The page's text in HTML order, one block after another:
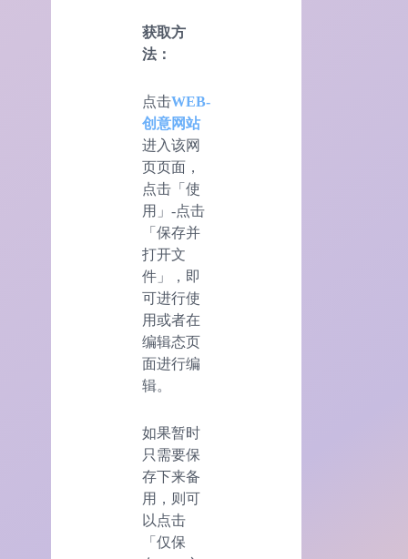
获取方
法：
点击WEB-
创意网站
进入该网
页页面，
点击「使
用」-点击
「保存并
打开文
件」，即
可进行使
用或者在
编辑态页
面进行编
辑。
如果暂时
只需要保
存下来备
用，则可
以点击
「仅保